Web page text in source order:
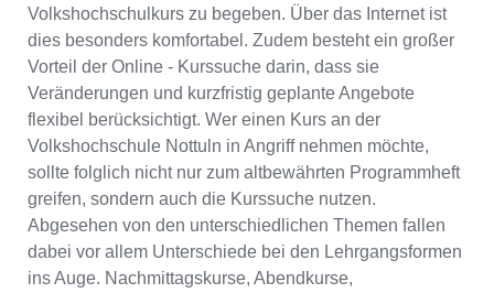
Volkshochschulkurs zu begeben. Über das Internet ist
dies besonders komfortabel. Zudem besteht ein großer
Vorteil der Online - Kurssuche darin, dass sie
Veränderungen und kurzfristig geplante Angebote
flexibel berücksichtigt. Wer einen Kurs an der
Volkshochschule Nottuln in Angriff nehmen möchte,
sollte folglich nicht nur zum altbewährten Programmheft
greifen, sondern auch die Kurssuche nutzen.
Abgesehen von den unterschiedlichen Themen fallen
dabei vor allem Unterschiede bei den Lehrgangsformen
ins Auge. Nachmittagskurse, Abendkurse,